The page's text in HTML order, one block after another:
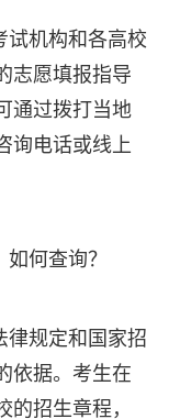
试机构和各高校
志愿填报指导
通过拨打当地
询电话或线上
何查询？
律规定和国家招
依据。考生在
招生章程，